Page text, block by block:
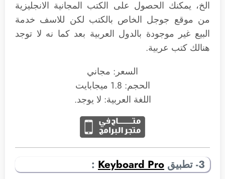
الخ، يمكنك الحصول على الكتب المجانية الانجليزية
من موقع جوجل الخاص بالكتب لكن للاسف خدمة
البيع غير موجودة بالدول العربية بعد كما نه لا توجد
هنالك كتب عربية.
السعر: مجاني
الحجم: 1.8 ميجابايت
اللغة العربية: لا يوجد.
3- تطبيق Keyboard Pro
: